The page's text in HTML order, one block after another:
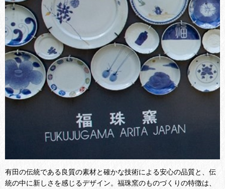
有田の伝統である良質の素材と確かな技術による安心の品質と、伝
統の中に新しさを感じるデザイン。福珠窯のものづくりの特徴は、